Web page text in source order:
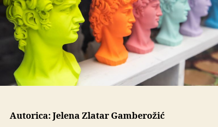
Autorica: Jelena Zlatar Gamberožić